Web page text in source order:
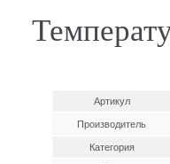
Артикул
Производитель
Категория